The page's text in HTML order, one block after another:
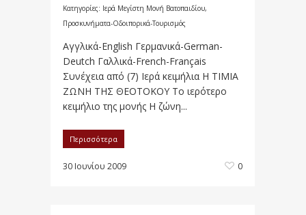
Κατηγορίες: Ιερά Μεγίστη Μονή Βατοπαιδίου,
Προσκυνήματα-Οδοιπορικά-Τουρισμός
Αγγλικά-English Γερμανικά-German-
Deutch Γαλλικά-French-Français
Συνέχεια από (7) Ιερά κειμήλια Η ΤΙΜΙΑ
ΖΩΝΗ ΤΗΣ ΘΕΟΤΟΚΟΥ Το ιερότερο
κειμήλιο της μονής Η ζώνη...
Περισσότερα
30 Ιουνίου 2009 0